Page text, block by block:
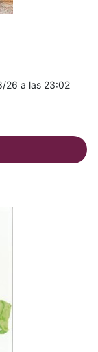
26 a las 23:02